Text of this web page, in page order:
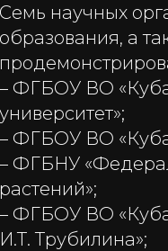
Семь научных
образования, а
– ФГБОУ ВО
университет»;
– ФГБОУ ВО
– ФГБНУ
растений»;
– ФГБОУ ВО
И.Т. Трубилина»;